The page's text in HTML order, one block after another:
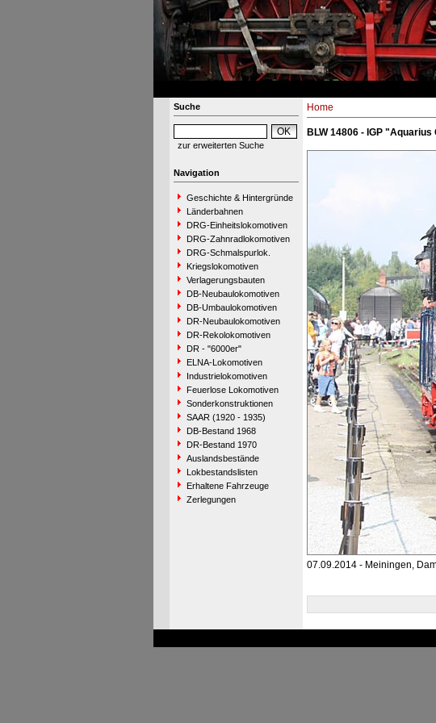
Suche
zur erweiterten Suche
Navigation
Geschichte & Hintergründe
Länderbahnen
DRG-Einheitslokomotiven
DRG-Zahnradlokomotiven
DRG-Schmalspurlok.
Kriegslokomotiven
Verlagerungsbauten
DB-Neubaulokomotiven
DB-Umbaulokomotiven
DR-Neubaulokomotiven
DR-Rekolokomotiven
DR - "6000er"
ELNA-Lokomotiven
Industrielokomotiven
Feuerlose Lokomotiven
Sonderkonstruktionen
SAAR (1920 - 1935)
DB-Bestand 1968
DR-Bestand 1970
Auslandsbestände
Lokbestandslisten
Erhaltene Fahrzeuge
Zerlegungen
Home
BLW 14806 - IGP "Aquarius
07.09.2014 - Meiningen,